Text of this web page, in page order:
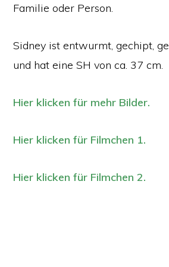
Familie oder Person.
Sidney ist entwurmt, gechipt,
und hat eine SH von ca. 37 cm.
Hier klicken für mehr Bilder.
Hier klicken für Filmchen 1.
Hier klicken für Filmchen 2.